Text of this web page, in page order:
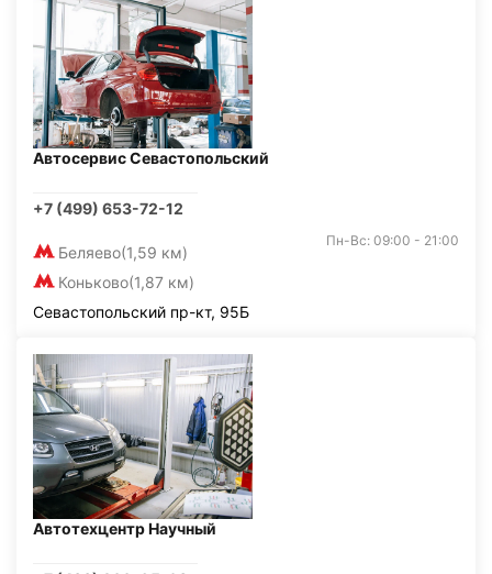
Автосервис Севастопольский
+7 (499) 653-72-12
Беляево(1,59 км)
Коньково(1,87 км)
Пн-Вс: 09:00 - 21:00
Севастопольский пр-кт, 95Б
Автотехцентр Научный